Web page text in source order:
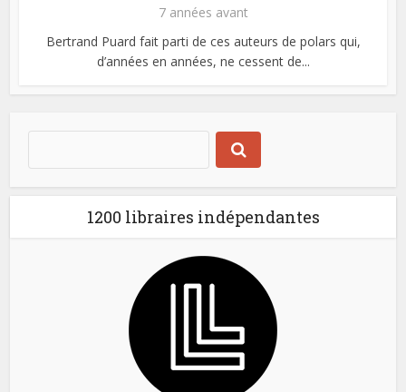
7 années avant
Bertrand Puard fait parti de ces auteurs de polars qui,
d’années en années, ne cessent de...
1200 libraires indépendantes